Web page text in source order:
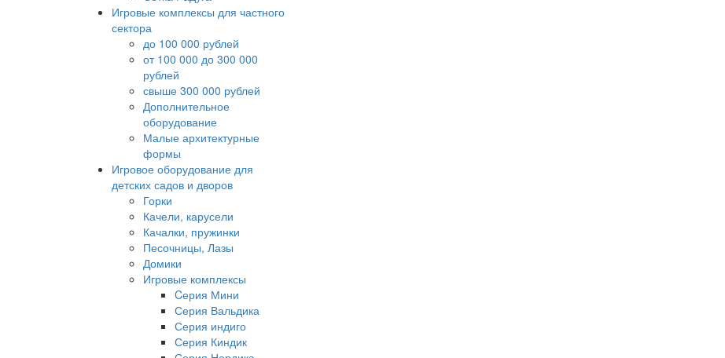
Игровые комплексы для частного
сектора
до 100 000 рублей
от 100 000 до 300 000
рублей
свыше 300 000 рублей
Дополнительное
оборудование
Малые архитектурные
формы
Игровое оборудование для
детских садов и дворов
Горки
Качели, карусели
Качалки, пружинки
Песочницы, Лазы
Домики
Игровые комплексы
Cерия Мини
Серия Вальдика
Серия индиго
Серия Киндик